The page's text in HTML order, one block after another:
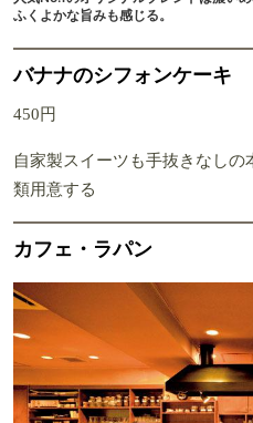
ふくよかな旨みも感じる。
バナナのシフォンケーキ
450円
自家製スイーツも手抜きなし
類用意する
カフェ・ラパン